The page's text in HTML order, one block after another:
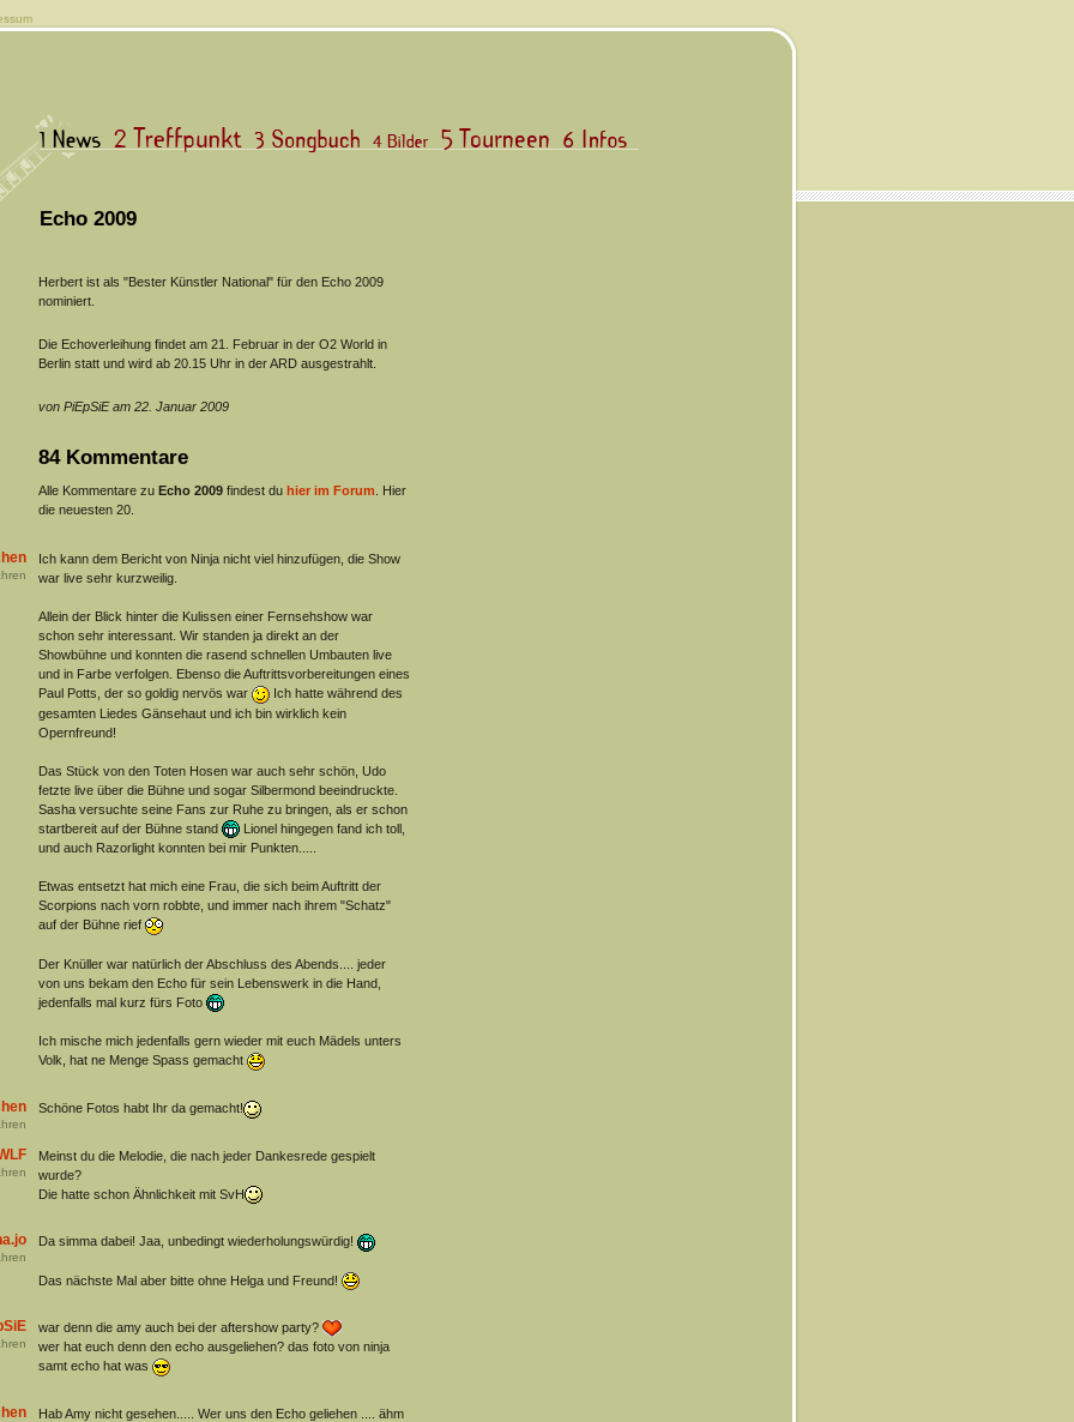
Echo 2009
Herbert ist als "Bester Künstler National" für den Echo 2009
nominiert.
Die Echoverleihung findet am 21. Februar in der O2 World in
Berlin statt und wird ab 20.15 Uhr in der ARD ausgestrahlt.
von PiEpSiE am 22. Januar 2009
84 Kommentare
Alle Kommentare zu Echo 2009findest du hier im Forum . Hier
die neuesten 20.
Ich kann dem Bericht von Ninja nicht viel hinzufügen, die Show
war live sehr kurzweilig.
Allein der Blick hinter die Kulissen einer Fernsehshow war
schon sehr interessant. Wir standen ja direkt an der
Showbühne und konnten die rasend schnellen Umbauten live
und in Farbe verfolgen. Ebenso die Auftrittsvorbereitungen eines
Paul Potts, der so goldig nervös war
Ich hatte während des
gesamten Liedes Gänsehaut und ich bin wirklich kein
Opernfreund!
Das Stück von den Toten Hosen war auch sehr schön, Udo
fetzte live über die Bühne und sogar Silbermond beeindruckte.
Sasha versuchte seine Fans zur Ruhe zu bringen, als er schon
startbereit auf der Bühne stand
Lionel hingegen fand ich toll,
und auch Razorlight konnten bei mir Punkten.....
Etwas entsetzt hat mich eine Frau, die sich beim Auftritt der
Scorpions nach vorn robbte, und immer nach ihrem "Schatz"
auf der Bühne rief
Der Knüller war natürlich der Abschluss des Abends.... jeder
von uns bekam den Echo für sein Lebenswerk in die Hand,
jedenfalls mal kurz fürs Foto
Ich mische mich jedenfalls gern wieder mit euch Mädels unters
Volk, hat ne Menge Spass gemacht
Schöne Fotos habt Ihr da gemacht!
Meinst du die Melodie, die nach jeder Dankesrede gespielt
wurde?
Die hatte schon Ähnlichkeit mit SvH
Da simma dabei! Jaa, unbedingt wiederholungswürdig!
Das nächste Mal aber bitte ohne Helga und Freund!
war denn die amy auch bei der aftershow party?
wer hat euch denn den echo ausgeliehen? das foto von ninja
samt echo hat was
Hab Amy nicht gesehen..... Wer uns den Echo geliehen .... ähm